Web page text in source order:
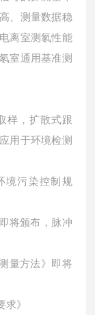
、测量数据稳
离室测氡性能
室通用基准测
样，扩散式跟
用于环境检测
境污染控制规
将颁布，脉冲
量方法》即将
》